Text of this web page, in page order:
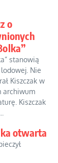
o
stanowią
Nie
Kiszczak w
archiwum
Kiszczak
otwarta